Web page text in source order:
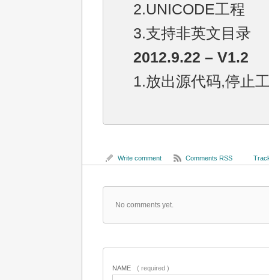
2.UNICODE工程
3.支持非英文目录
2012.9.22 – V1.2
1.放出源代码,停止
Write comment Comments RSS
No comments yet.
NAME ( required )